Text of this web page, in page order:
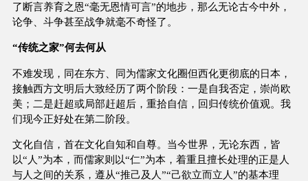
了断言养育之恩“毫无恩情可言”的地步，那么无论古今中外，
论争、斗争甚至战争就毫不奇怪了。
“传统之家”何去何从
不难发现，同在东方、同为儒家文化圈但西化更彻底的日本，
接触西方文明后大致经历了两个阶段：一是自我否定，崇尚欧
美；二是赶超或局部赶超后，重拾自信，回归传统价值观。我
们现今正好处在第二阶段。
文化自信，首在文化自知和自尊。当今世界，无论东西，皆
以“人”为本，而儒家则以“仁”为本，着重且擅长处理的正是人
与人之间的关系，遵从“推己及人”“己欲立而立人”的基本理